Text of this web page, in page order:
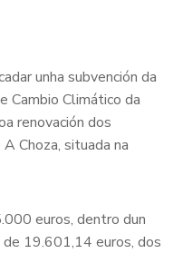
unha subvención da
Cambio Climático da
renovación dos
Choza, situada na
euros, dentro dun
19.601,14 euros, dos